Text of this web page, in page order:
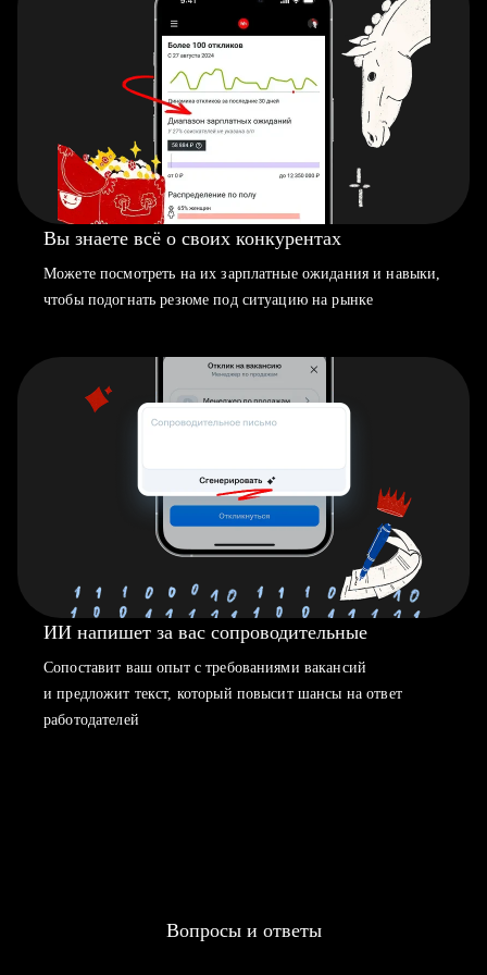
Вы знаете всё о своих конкурентах
Можете посмотреть на их зарплатные ожидания и навыки,
чтобы подогнать резюме под ситуацию на рынке
ИИ напишет за вас сопроводительные
Сопоставит ваш опыт с требованиями вакансий
и предложит текст, который повысит шансы на ответ
работодателей
Вопросы и ответы